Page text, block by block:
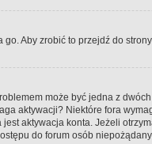
go. Aby zrobić to przejdź do
może być jedna z
aktywacji? Niektóre fora
aktywacja konta. Jeżeli
do forum osób